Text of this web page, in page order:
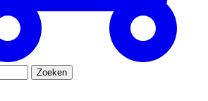
Zoeken